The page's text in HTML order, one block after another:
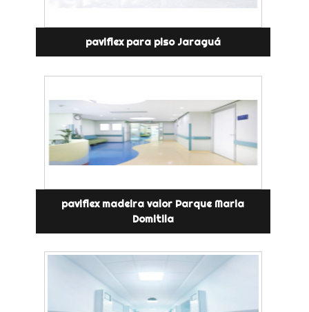
paviflex para piso Jaraguá
paviflex madeira valor Parque Maria
Domitila